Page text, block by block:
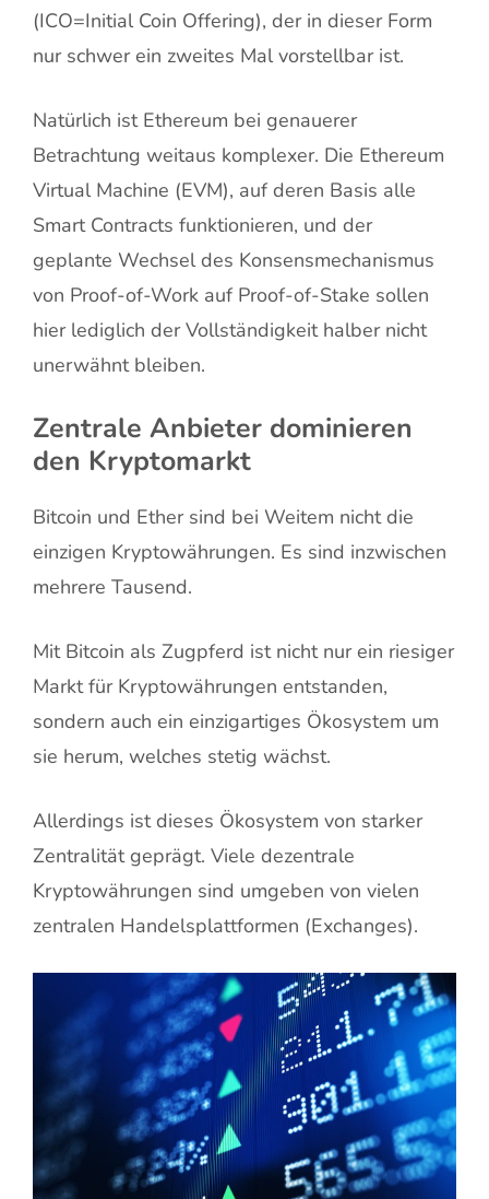
(ICO=Initial Coin Offering), der in dieser Form
nur schwer ein zweites Mal vorstellbar ist.
Natürlich ist Ethereum bei genauerer
Betrachtung weitaus komplexer. Die Ethereum
Virtual Machine (EVM), auf deren Basis alle
Smart Contracts funktionieren, und der
geplante Wechsel des Konsensmechanismus
von Proof-of-Work auf Proof-of-Stake sollen
hier lediglich der Vollständigkeit halber nicht
unerwähnt bleiben.
Zentrale Anbieter dominieren
den Kryptomarkt
Bitcoin und Ether sind bei Weitem nicht die
einzigen Kryptowährungen. Es sind inzwischen
mehrere Tausend.
Mit Bitcoin als Zugpferd ist nicht nur ein riesiger
Markt für Kryptowährungen entstanden,
sondern auch ein einzigartiges Ökosystem um
sie herum, welches stetig wächst.
Allerdings ist dieses Ökosystem von starker
Zentralität geprägt. Viele dezentrale
Kryptowährungen sind umgeben von vielen
zentralen Handelsplattformen (Exchanges).